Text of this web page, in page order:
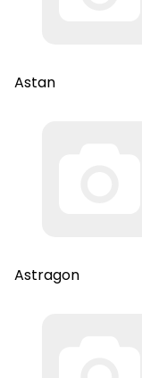
Astan
Astragon